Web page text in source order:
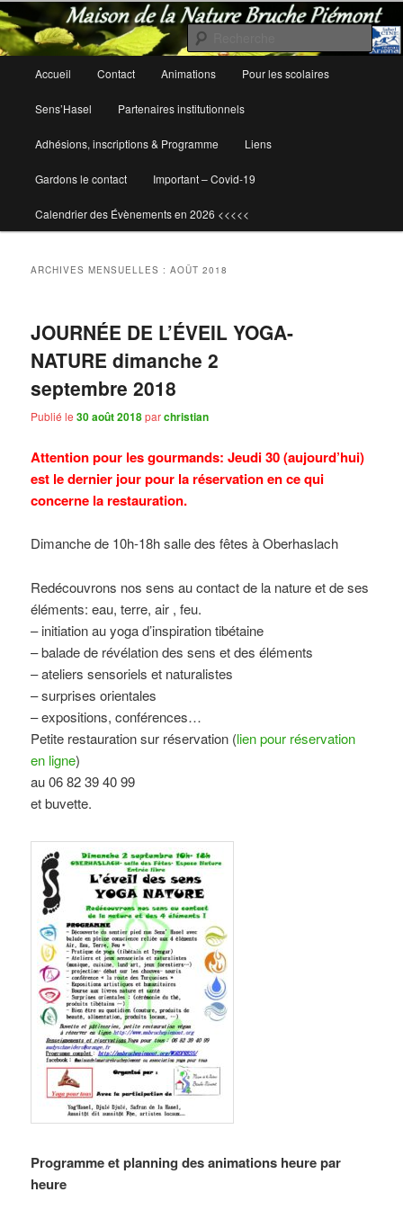
Aller
principal
Aller
secondaire
Accueil Contact Animations Pour les scolaires
Sens’Hasel Partenaires institutionnels
Adhésions, inscriptions & Programme Liens
Gardons le contact Important – Covid-19
Calendrier des Évènements en 2026 <<<<<
ARCHIVES MENSUELLES :AOÛT 2018
JOURNÉE DE L’ÉVEIL YOGA-
NATURE dimanche 2
septembre 2018
Publié le30 août 2018parchristian
Attention pour les gourmands: Jeudi 30 (aujourd’hui)
est le dernier jour pour la réservation en ce qui
concerne la restauration.
Dimanche de 10h-18h salle des fêtes à Oberhaslach
Redécouvrons nos sens au contact de la nature et de ses
éléments: eau, terre, air , feu.
– initiation au yoga d’inspiration tibétaine
– balade de révélation des sens et des éléments
– ateliers sensoriels et naturalistes
– surprises orientales
– expositions, conférences…
Petite restauration sur réservation (lien pour réservation
en ligne)
au 06 82 39 40 99
et buvette.
Programme et planning des animations heure par
heure